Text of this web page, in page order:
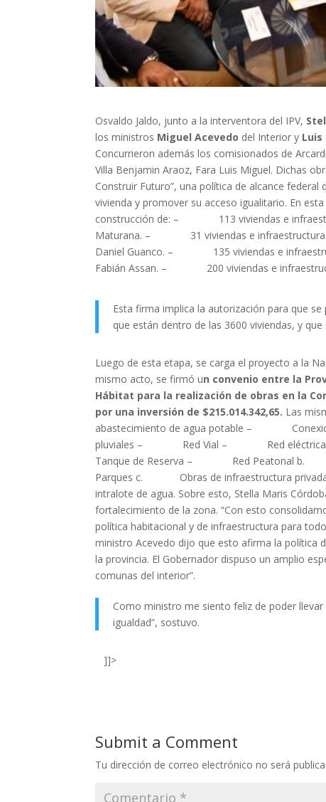
Osvaldo Jaldo, junto a la interventora del IPV,
los ministros Miguel Acevedo del Interior y Luis
Concurrieron además los comisionados de
Villa Benjamin Araoz, Fara Luis Miguel. Dichas
Construir Futuro”, una política de alcance
vivienda y promover su acceso igualitario. En
construcción de: – 113 viviendas e
Maturana. – 31 viviendas e infraestructura
Daniel Guanco. – 135 viviendas e
Fabián Assan. – 200 viviendas e
Esta firma implica la autorización para que
que están dentro de las 3600 viviendas, y
Luego de esta etapa, se carga el proyecto a la
mismo acto, se firmó un convenio entre la
Hábitat para la realización de obras en la
por una inversión de $215.014.342,65. Las
abastecimiento de agua potable –
pluviales – Red Vial – Red eléctrica y
Tanque de Reserva – Red Peatonal b.
Parques c. Obras de infraestructura
intralote de agua. Sobre esto, Stella Maris
fortalecimiento de la zona. “Con esto
política habitacional y de infraestructura para
ministro Acevedo dijo que esto afirma la política
la provincia. El Gobernador dispuso un amplio
comunas del interior”.
Como ministro me siento feliz de poder
igualdad”, sostuvo.
]]>
Submit a Comment
Tu dirección de correo electrónico no será